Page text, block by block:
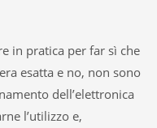
in pratica per far sì che
esatta e no, non sono
dell’elettronica
l’utilizzo e,